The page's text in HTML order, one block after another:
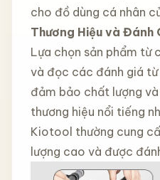
cho đồ dùng cá nhân
Thương Hiệu và Đánh
Lựa chọn sản phẩm từ
và đọc các đánh giá
đảm bảo chất lượng
thương hiệu nổi tiếng
Kiotool thường cung
lượng cao và được